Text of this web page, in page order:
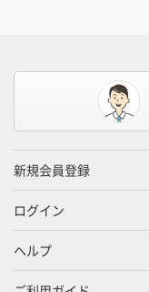
新規会員登録
ログイン
ヘルプ